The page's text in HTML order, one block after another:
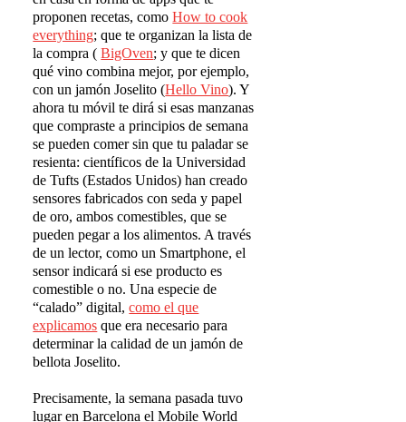
proponen recetas, comoHow to cook
everything; que te organizan la lista de
la compra (BigOven; y que te dicen
qué vino combina mejor, por ejemplo,
con un jamón Joselito (Hello Vino). Y
ahora tu móvil te dirá si esas manzanas
que compraste a principios de semana
se pueden comer sin que tu paladar se
resienta: científicos de la Universidad
de Tufts (Estados Unidos) han creado
sensores fabricados con seda y papel
de oro, ambos comestibles, que se
pueden pegar a los alimentos. A través
de un lector, como un Smartphone, el
sensor indicará si ese producto es
comestible o no. Una especie de
“calado” digital,como el que
explicamos que era necesario para
determinar la calidad de un jamón de
bellota Joselito.
Precisamente, la semana pasada tuvo
lugar en Barcelona el Mobile World